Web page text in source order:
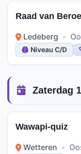
Raad van
Ledeberg •
Niveau C/D
Zaterdag
Wawapi-quiz
Wetteren •